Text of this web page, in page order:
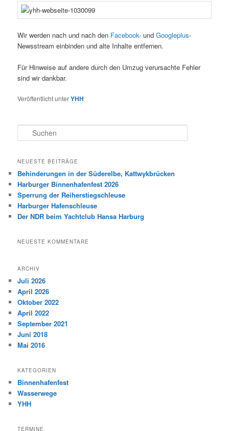
Wir werden nach und nach den Facebook- undGoogleplus-
Newsstream einbinden und alte Inhalte entfernen.
Für Hinweise auf andere durch den Umzug verursachte Fehler
sind wir dankbar.
Veröffentlicht unterYHH
u
h
n
NEUESTE BEITRÄGE
Behinderungen in der Süderelbe, Kattwykbrücken
Harburger Binnenhafenfest 2026
Sperrung der Reiherstiegschleuse
Harburger Hafenschleuse
Der NDR beim Yachtclub Hansa Harburg
NEUESTE KOMMENTARE
ARCHIV
Juli 2026
April 2026
Oktober 2022
April 2022
September 2021
Juni 2018
Mai 2016
KATEGORIEN
Binnenhafenfest
Wasserwege
YHH
TERMINE